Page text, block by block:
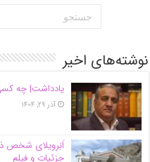
نوشته‌های اخیر
یادداشت| ‌چه
آذر ۲۹, ۱۴۰۴
اَبَر‌ویلای شخص
جزئیات و فیلم